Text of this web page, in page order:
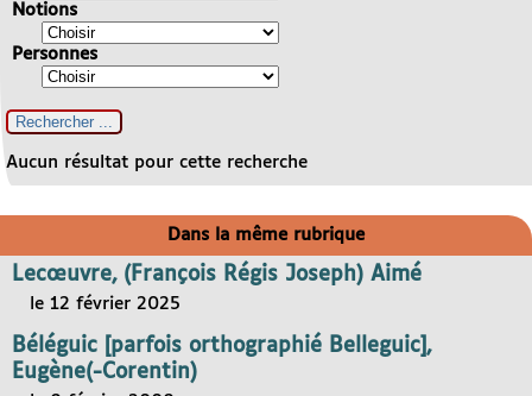
Notions
Personnes
Aucun résultat pour cette recherche
Dans la même rubrique
Lecœuvre, (François Régis Joseph) Aimé
le 12 février 2025
Béléguic [parfois orthographié Belleguic],
Eugène(-Corentin)